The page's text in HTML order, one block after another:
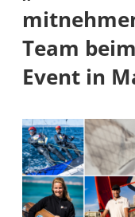
Team
Event in